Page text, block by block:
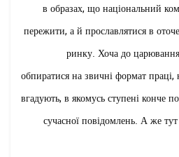
в образах, що національний
пережити, а й прославлятися в
ринку. Хоча до
обпиратися на звичні формат
вгадують, в якомусь ступені конче
сучасної повідомлень. А же